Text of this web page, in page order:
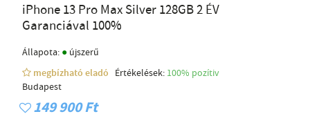
iPhone 13 Pro Max Silver 128GB 2 ÉV
Garanciával 100%
Állapota: ● újszerű
megbízható eladó
Értékelések: 100% pozítiv
Budapest
149 900 Ft